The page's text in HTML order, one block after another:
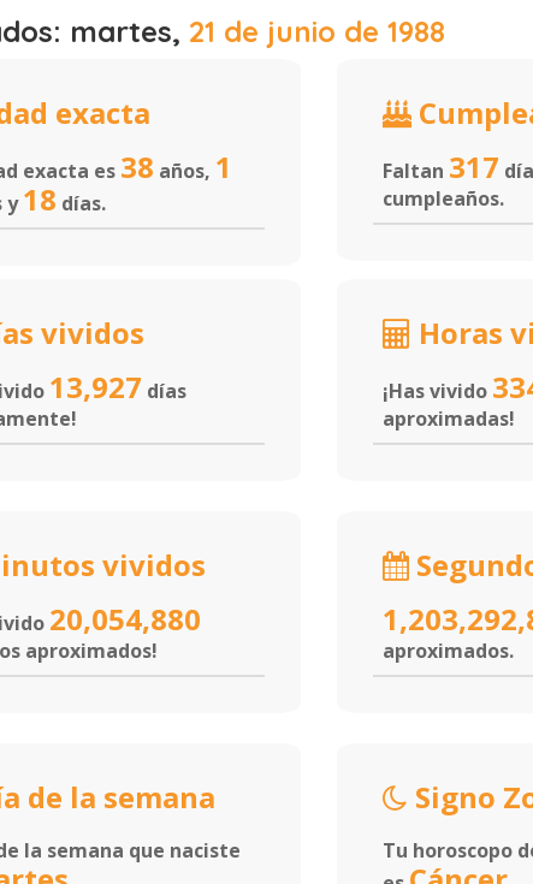
martes, 21 de junio de 1988
exacta
exacta es 38 años, 1
y18 días.
Faltan 317
cumpleaños.
vividos
13,927 días
Horas
¡Has vivido
aproximadas!
vividos
20,054,880
aproximados!
aproximados.
de la semana
la semana que naciste
Signo
Tu horoscopo